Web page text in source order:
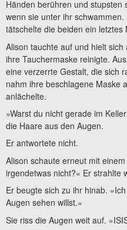
Händen berühren und stupsten
wenn sie unter ihr
tätschelte die beiden ein
Alison tauchte auf und hielt
ihre Tauchermaske reinigte.
eine verzerrte Gestalt, die sich
nahm ihre beschlagene Maske
anlächelte.
»Warst du nicht gerade im
die Haare aus den Augen.
Er antwortete nicht.
Alison schaute erneut mit
irgendetwas nicht?« Er strahlte
Er beugte sich zu ihr hinab.
Augen sehen willst.«
Sie riss die Augen weit auf.